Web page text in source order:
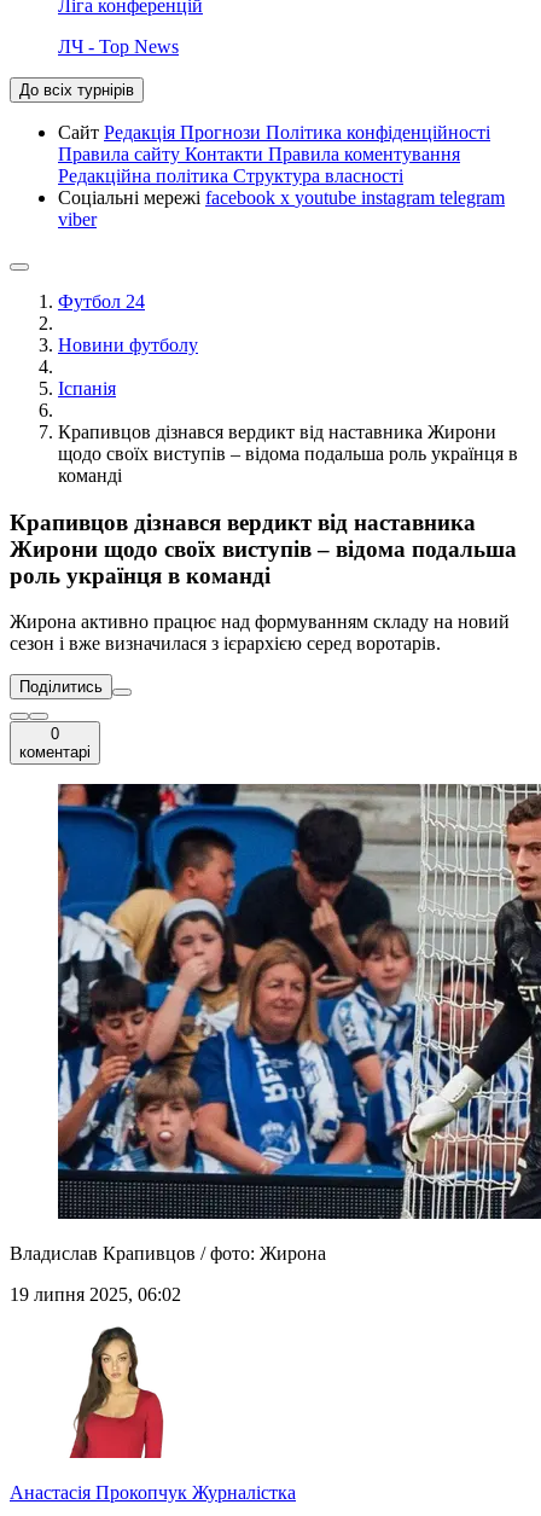
Ліга конференцій
ЛЧ - Top News
До всіх турнірів
Сайт Редакція Прогнози Політика конфіденційності
Правила сайту Контакти Правила коментування
Редакційна політика Структура власності
Соціальні мережі facebook x youtube instagram telegram
viber
Футбол 24
Новини футболу
Іспанія
Крапивцов дізнався вердикт від наставника Жирони
щодо своїх виступів – відома подальша роль українця в
команді
Крапивцов дізнався вердикт від наставника
Жирони щодо своїх виступів – відома подальша
роль українця в команді
Жирона активно працює над формуванням складу на новий
сезон і вже визначилася з ієрархією серед воротарів.
Поділитись
0
коментарі
Владислав Крапивцов / фото: Жирона
19 липня 2025, 06:02
Анастасія Прокопчук Журналістка